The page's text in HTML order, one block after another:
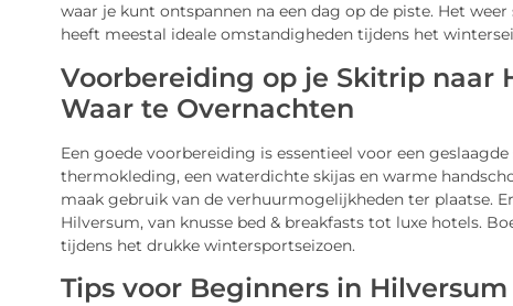
waar je kunt ontspannen na een dag op de piste. Het
heeft meestal ideale omstandigheden tijdens het
Voorbereiding op je Skitrip naar
Waar te Overnachten
Een goede voorbereiding is essentieel voor een
thermokleding, een waterdichte skijas en warme
maak gebruik van de verhuurmogelijkheden ter plaatse.
Hilversum, van knusse bed & breakfasts tot luxe hotels.
tijdens het drukke wintersportseizoen.
Tips voor Beginners in Hilversum